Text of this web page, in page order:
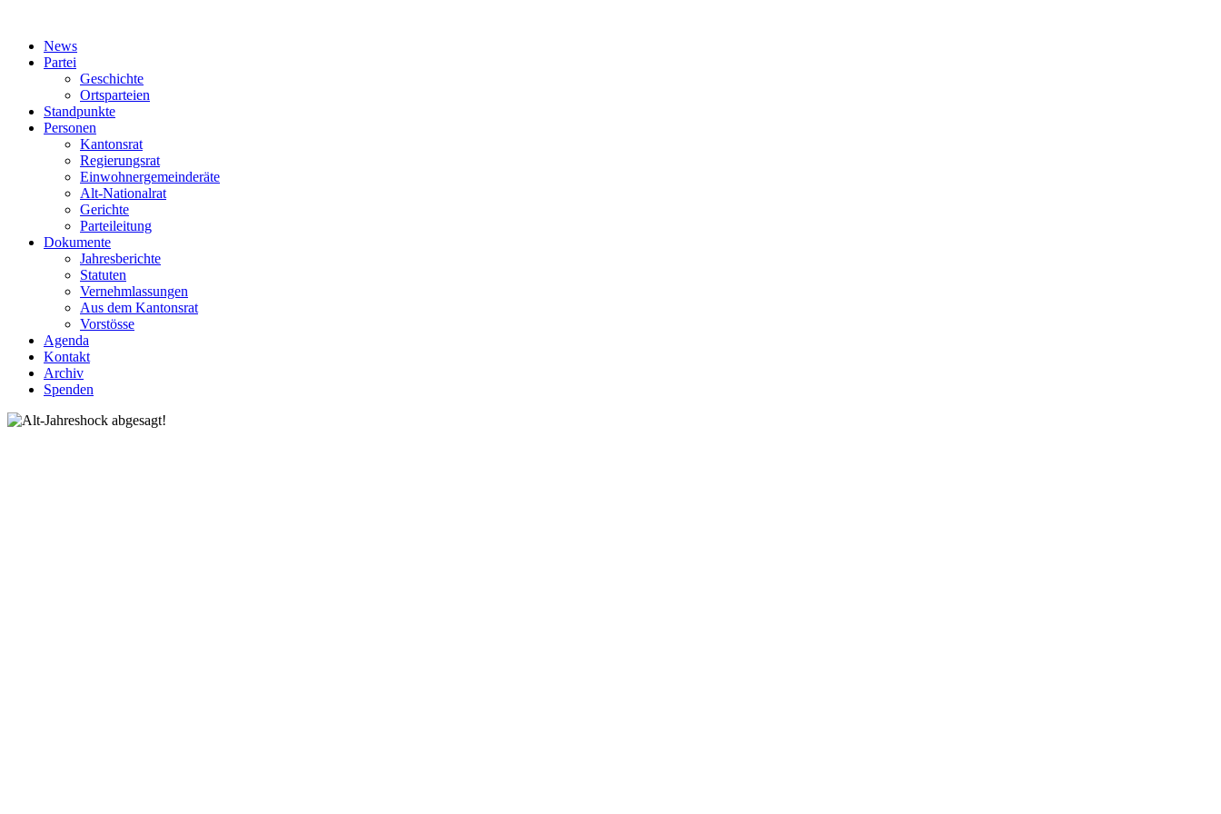
News
Partei
Geschichte
Ortsparteien
Standpunkte
Personen
Kantonsrat
Regierungsrat
Einwohnergemeinderäte
Alt-Nationalrat
Gerichte
Parteileitung
Dokumente
Jahresberichte
Statuten
Vernehmlassungen
Aus dem Kantonsrat
Vorstösse
Agenda
Kontakt
Archiv
Spenden